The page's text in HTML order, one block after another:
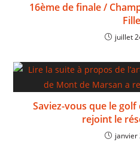
16ème de finale /
juillet
Saviez-vous que le
rejoint le
janvier